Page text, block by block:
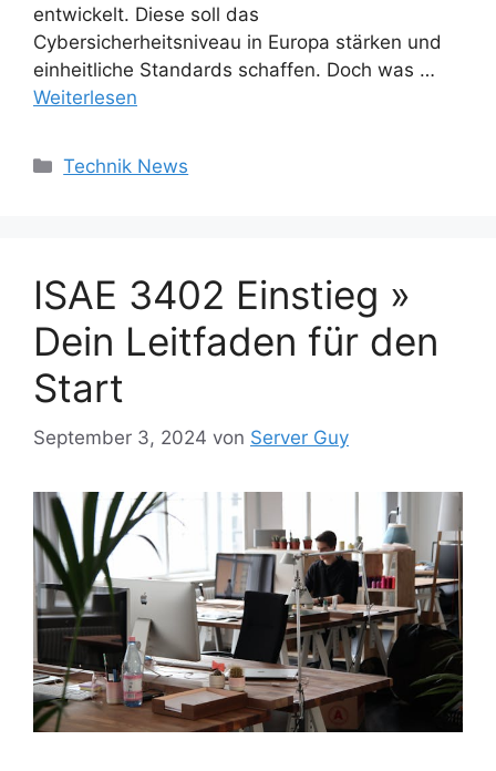
entwickelt. Diese soll das
Cybersicherheitsniveau in Europa stärken und
einheitliche Standards schaffen. Doch was …
Weiterlesen
Kategorien
Technik News
ISAE 3402 Einstieg »
Dein Leitfaden für den
Start
September 3, 2024 von Server Guy